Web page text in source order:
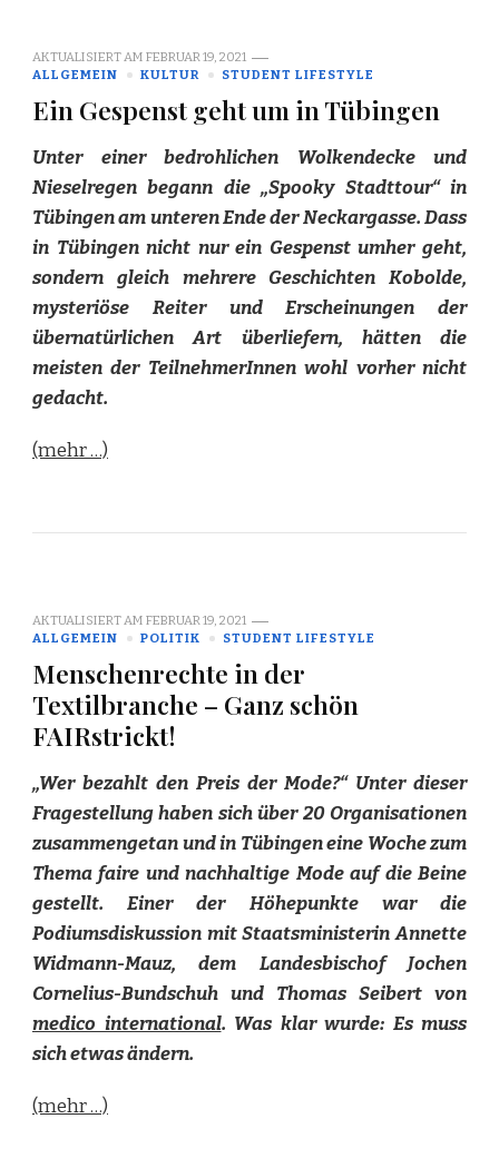
AKTUALISIERT AM FEBRUAR 19, 2021
ALLGEMEIN
KULTUR STUDENT LIFESTYLE
Ein Gespenst geht um in Tübingen
Unter einer bedrohlichen Wolkendecke und
Nieselregen begann die „Spooky Stadttour“ in
Tübingen am unteren Ende der Neckargasse. Dass
in Tübingen nicht nur ein Gespenst umher geht,
sondern gleich mehrere Geschichten Kobolde,
mysteriöse Reiter und Erscheinungen der
übernatürlichen Art überliefern, hätten die
meisten der TeilnehmerInnen wohl vorher nicht
gedacht.
(mehr …)
AKTUALISIERT AM FEBRUAR 19, 2021
ALLGEMEIN
POLITIK STUDENT LIFESTYLE
Menschenrechte in der
Textilbranche – Ganz schön
FAIRstrickt!
„Wer bezahlt den Preis der Mode?“ Unter dieser
Fragestellung haben sich über 20 Organisationen
zusammengetan und in Tübingen eine Woche zum
Thema faire und nachhaltige Mode auf die Beine
gestellt. Einer der Höhepunkte war die
Podiumsdiskussion mit Staatsministerin Annette
Widmann-Mauz, dem Landesbischof Jochen
Cornelius-Bundschuh und Thomas Seibert von
medico international. Was klar wurde: Es muss
sich etwas ändern.
(mehr …)